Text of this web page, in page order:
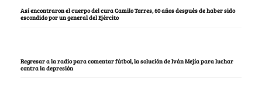
Así encontraron el cuerpo del cura Camilo Torres, 60 años después de haber sido
escondido por un general del Ejército
Regresar a la radio para comentar fútbol, la solución de Iván Mejía para luchar
contra la depresión